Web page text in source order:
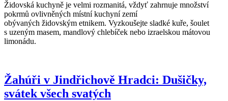
Židovská kuchyně je velmi rozmanitá, vždyť zahrnuje množství
pokrmů ovlivněných místní kuchyní zemí
obývaných židovským etnikem. Vyzkoušejte sladké kuře, šoulet
s uzeným masem, mandlový chlebíček nebo izraelskou mátovou
limonádu.
Žahúři v Jindřichově Hradci: Dušičky,
svátek všech svatých